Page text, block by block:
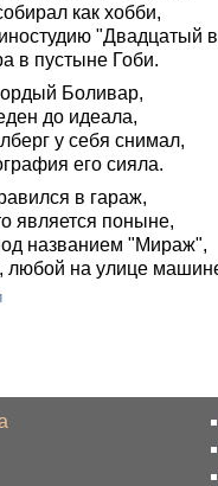
как хобби,
"Двадцатый
в пустыне Гоби.
Боливар,
до идеала,
у себя снимал,
его сияла.
в гараж,
является поныне,
названием "Мираж",
любой на улице